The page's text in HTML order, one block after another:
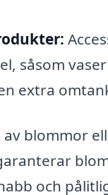
såsom
extra
av blommor
och